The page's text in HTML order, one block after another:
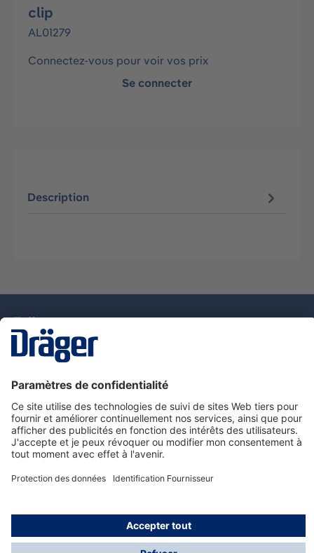
clip
AL01279
Connectez-vous pour voir vos prix
Se connecter
Description
Nous contacter
Service de e-commande Dräger
Informations sur les produits
© Dräger France SAS, 2024
*Prix hors taxe. Frais de gestion et de livraison standard